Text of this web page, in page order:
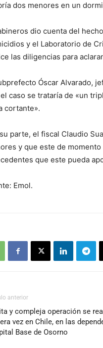
dos menores en un
dio cuenta del
y el Laboratorio de
las diligencias para
Óscar Alvarado,
caso se trataría de «un
cortante».
parte, el fiscal Claudio
y que este de
que este pueda
Emol.
anterior
y compleja operación se
vez en Chile, en las
Base de Osorno